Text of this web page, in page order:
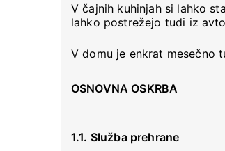
V čajnih kuhinjah si lahko
lahko postrežejo tudi iz
V domu je enkrat mesečno
OSNOVNA OSKRBA
1.1. Služba prehrane